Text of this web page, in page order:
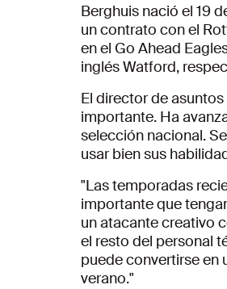
Berghuis nació el 19
un contrato con el
en el Go Ahead
inglés Watford,
El director de
importante. Ha
selección nacional.
usar bien sus
"Las temporadas
importante que
un atacante creativo
el resto del personal
puede convertirse en
verano."